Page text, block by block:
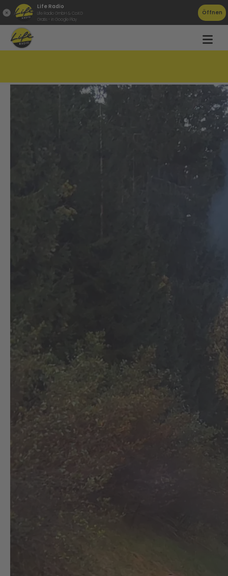
Life Radio
Life Radio GmbH & Co.KG
Gratis - in Google Play
Öffnen